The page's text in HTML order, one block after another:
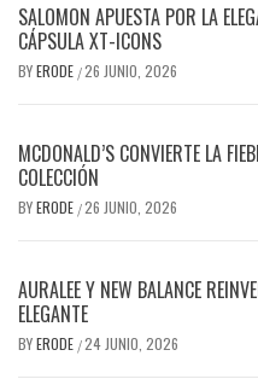
SALOMON APUESTA POR LA
CÁPSULA XT-ICONS
BYERODE /26 JUNIO, 2026
MCDONALD’S CONVIERTE LA
COLECCIÓN
BYERODE /26 JUNIO, 2026
AURALEE Y NEW BALANCE
ELEGANTE
BYERODE /24 JUNIO, 2026